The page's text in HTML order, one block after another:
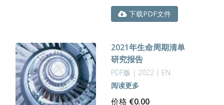
下载PDF文件
2021年生命周期清单
研究报告
PDF版 | 2022 | EN
阅读更多
价格 €0.00